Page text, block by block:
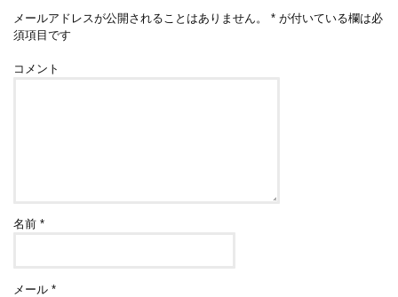
メールアドレスが公開されることはありません。 * が付いている欄は必
須項目です
コメント
名前*
メール*